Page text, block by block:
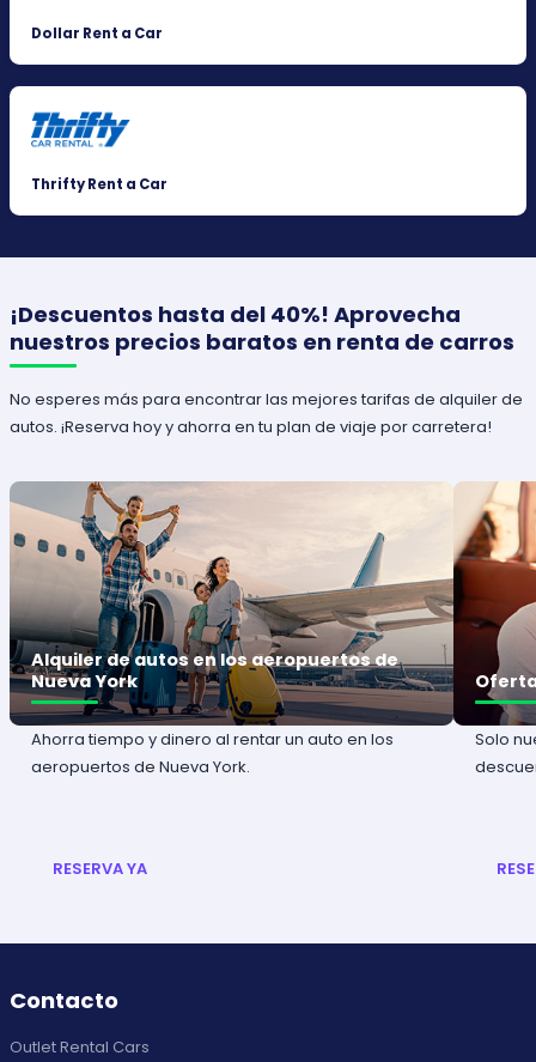
Dollar Rent a Car
Thrifty Rent a Car
¡Descuentos hasta del 40%! Aprovecha
nuestros precios baratos en renta de carros
No esperes más para encontrar las mejores tarifas de alquiler de
autos. ¡Reserva hoy y ahorra en tu plan de viaje por carretera!
Alquiler de autos en los aeropuertos de
Nueva York
Ahorra tiempo y dinero al rentar un auto en los
aeropuertos de Nueva York.
RESERVA YA
Solo
Contacto
Outlet Rental Cars